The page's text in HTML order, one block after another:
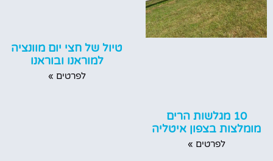
10 מגלשות הרים
מומלצות בצפון איטליה
לפרטים »
טיול של חצי יום מוונציה
למוראנו ובוראנו
לפרטים »